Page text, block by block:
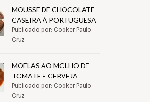
MOUSSE DE CHOCOLATE
CASEIRA À PORTUGUESA
Publicado por: Cooker Paulo
Cruz
MOELAS AO MOLHO DE
TOMATE E CERVEJA
Publicado por: Cooker Paulo
Cruz